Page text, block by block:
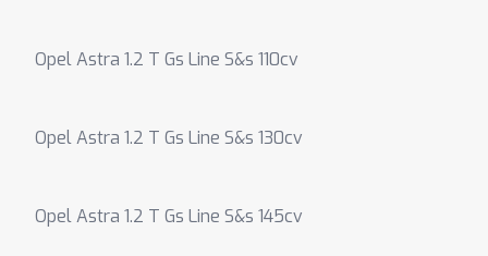
Opel Astra 1.2 T Gs Line S&s 110cv
Opel Astra 1.2 T Gs Line S&s 130cv
Opel Astra 1.2 T Gs Line S&s 145cv